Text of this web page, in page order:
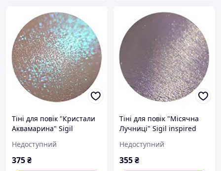
Тіні для повік "Кристали
Аквамарина" Sigil
мл
Недоступний
375₴
Тіні для повік "Місячна
Лучниці" Sigil inspired
Недоступний
355₴